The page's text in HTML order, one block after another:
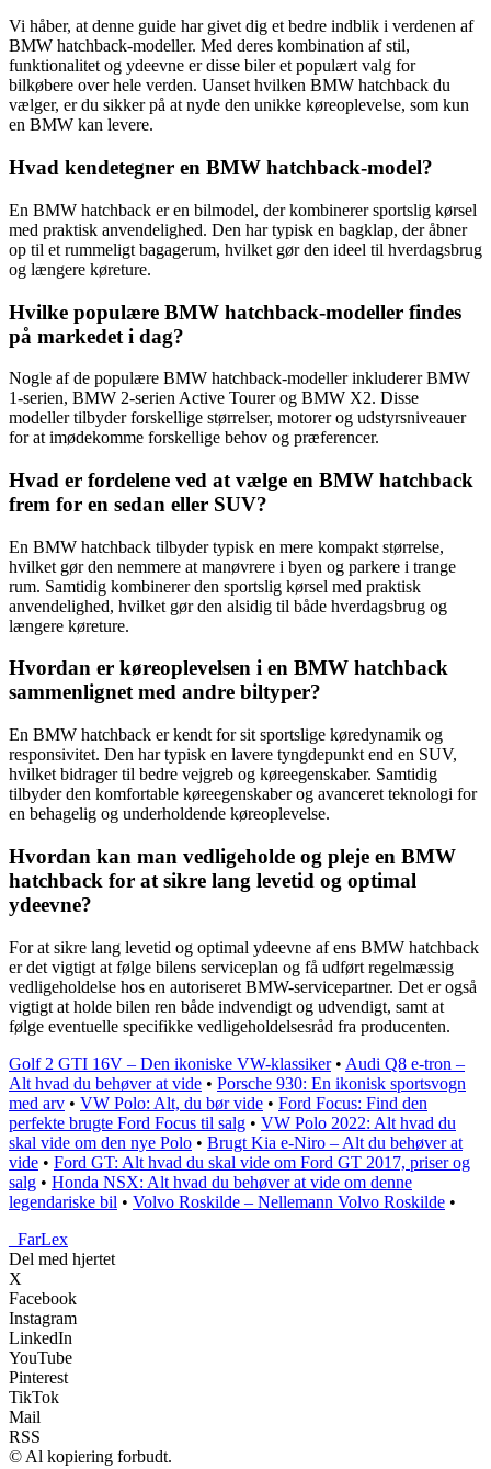
Vi håber, at denne guide har givet dig et bedre indblik i verdenen af
BMW hatchback-modeller. Med deres kombination af stil,
funktionalitet og ydeevne er disse biler et populært valg for
bilkøbere over hele verden. Uanset hvilken BMW hatchback du
vælger, er du sikker på at nyde den unikke køreoplevelse, som kun
en BMW kan levere.
Hvad kendetegner en BMW hatchback-model?
En BMW hatchback er en bilmodel, der kombinerer sportslig kørsel
med praktisk anvendelighed. Den har typisk en bagklap, der åbner
op til et rummeligt bagagerum, hvilket gør den ideel til hverdagsbrug
og længere køreture.
Hvilke populære BMW hatchback-modeller findes
på markedet i dag?
Nogle af de populære BMW hatchback-modeller inkluderer BMW
1-serien, BMW 2-serien Active Tourer og BMW X2. Disse
modeller tilbyder forskellige størrelser, motorer og udstyrsniveauer
for at imødekomme forskellige behov og præferencer.
Hvad er fordelene ved at vælge en BMW hatchback
frem for en sedan eller SUV?
En BMW hatchback tilbyder typisk en mere kompakt størrelse,
hvilket gør den nemmere at manøvrere i byen og parkere i trange
rum. Samtidig kombinerer den sportslig kørsel med praktisk
anvendelighed, hvilket gør den alsidig til både hverdagsbrug og
længere køreture.
Hvordan er køreoplevelsen i en BMW hatchback
sammenlignet med andre biltyper?
En BMW hatchback er kendt for sit sportslige køredynamik og
responsivitet. Den har typisk en lavere tyngdepunkt end en SUV,
hvilket bidrager til bedre vejgreb og køreegenskaber. Samtidig
tilbyder den komfortable køreegenskaber og avanceret teknologi for
en behagelig og underholdende køreoplevelse.
Hvordan kan man vedligeholde og pleje en BMW
hatchback for at sikre lang levetid og optimal
ydeevne?
For at sikre lang levetid og optimal ydeevne af ens BMW hatchback
er det vigtigt at følge bilens serviceplan og få udført regelmæssig
vedligeholdelse hos en autoriseret BMW-servicepartner. Det er også
vigtigt at holde bilen ren både indvendigt og udvendigt, samt at
følge eventuelle specifikke vedligeholdelsesråd fra producenten.
Golf 2 GTI 16V – Den ikoniske VW-klassiker• Audi Q8 e-tron –
Alt hvad du behøver at vide • Porsche 930: En ikonisk sportsvogn
med arv • VW Polo: Alt, du bør vide • Ford Focus: Find den
perfekte brugte Ford Focus til salg • VW Polo 2022: Alt hvad du
skal vide om den nye Polo • Brugt Kia e-Niro – Alt du behøver at
vide • Ford GT: Alt hvad du skal vide om Ford GT 2017, priser og
salg • Honda NSX: Alt hvad du behøver at vide om denne
legendariske bil • Volvo Roskilde – Nellemann Volvo Roskilde •
FarLex
Del med hjertet
X
Facebook
Instagram
LinkedIn
YouTube
Pinterest
TikTok
Mail
RSS
© Al kopiering forbudt.